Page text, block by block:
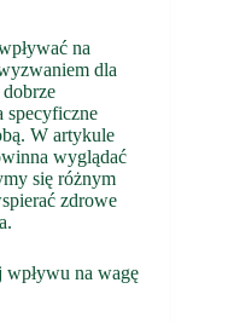
na
dla
specyficzne
W artykule
wyglądać
się różnym
zdrowe
na wagę